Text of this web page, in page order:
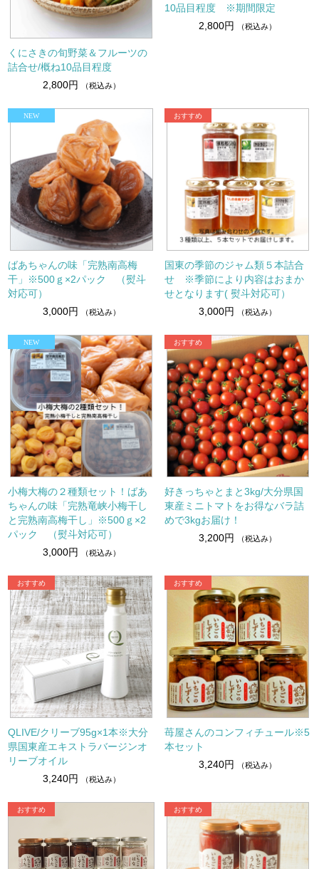
くにさきの旬野菜＆フルーツの
詰合せ/概ね10品目程度
2,800円
（税込み）
10品目程度 ※期間限定
2,800円
（税込み）
ばあちゃんの味「完熟南高梅
干」※500ｇ×2パック （熨斗
対応可）
3,000円
（税込み）
国東の季節のジャム類５本詰合
せ ※季節により内容はおまか
せとなります( 熨斗対応可）
3,000円
（税込み）
小梅大梅の２種類セット！ばあ
ちゃんの味「完熟竜峡小梅干し
と完熟南高梅干し」※500ｇ×2
パック （熨斗対応可）
3,000円
（税込み）
好きっちゃとまと3kg/大分県国
東産ミニトマトをお得なバラ詰
めで3kgお届け！
3,200円
（税込み）
QLIVE/クリーブ95g×1本※大分
県国東産エキストラバージンオ
リーブオイル
3,240円
（税込み）
苺屋さんのコンフィチュール※5
本セット
3,240円
（税込み）